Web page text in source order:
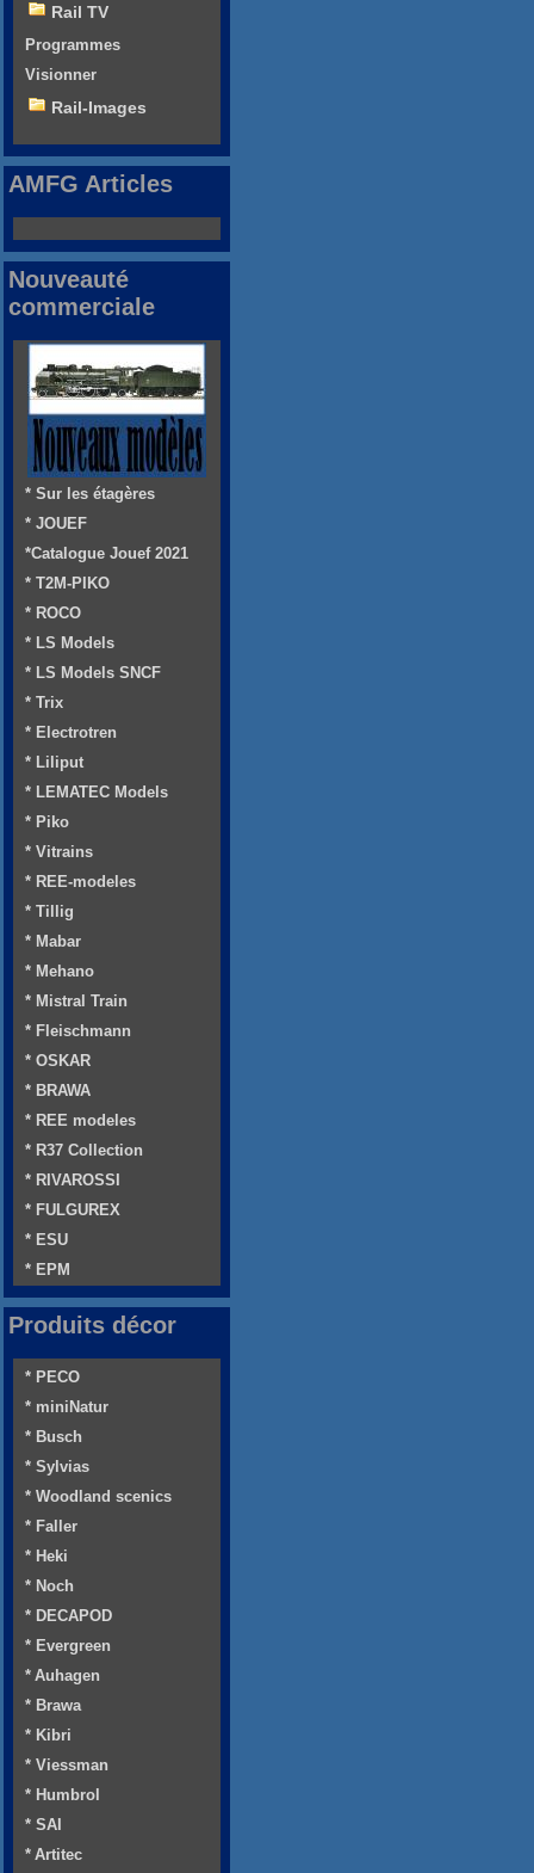
Rail TV
Programmes
Visionner
Rail-Images
AMFG Articles
Nouveauté
commerciale
* Sur les étagères
* JOUEF
*Catalogue Jouef 2021
* T2M-PIKO
* ROCO
* LS Models
* LS Models SNCF
* Trix
* Electrotren
* Liliput
* LEMATEC Models
* Piko
* Vitrains
* REE-modeles
* Tillig
* Mabar
* Mehano
* Mistral Train
* Fleischmann
* OSKAR
* BRAWA
* REE modeles
* R37 Collection
* RIVAROSSI
* FULGUREX
* ESU
* EPM
Produits décor
* PECO
* miniNatur
* Busch
* Sylvias
* Woodland scenics
* Faller
* Heki
* Noch
* DECAPOD
* Evergreen
* Auhagen
* Brawa
* Kibri
* Viessman
* Humbrol
* SAI
* Artitec